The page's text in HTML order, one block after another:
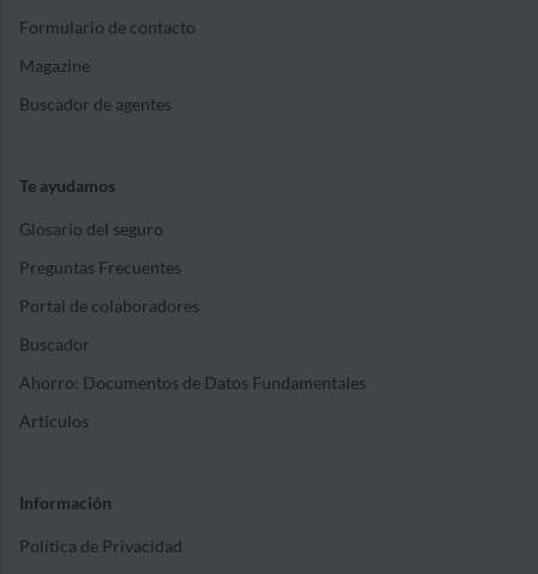
Formulario de contacto
Magazine
Buscador de agentes
Te ayudamos
Glosario del seguro
Preguntas Frecuentes
Portal de colaboradores
Buscador
Ahorro: Documentos de Datos Fundamentales
Artículos
Información
Política de Privacidad